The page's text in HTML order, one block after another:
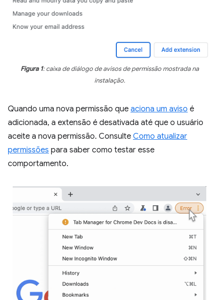
Figura 1: caixa de diálogo de avisos de permissão mostrada na
instalação.
Quando uma nova permissão que aciona um aviso é
adicionada, a extensão é desativada até que o usuário
aceite a nova permissão. Consulte Como atualizar
permissões para saber como testar esse
comportamento.